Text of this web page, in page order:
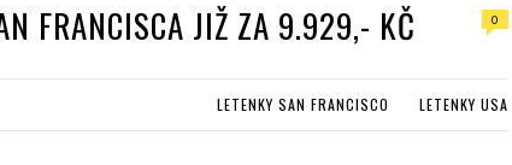
FRANCISCA JIŽ ZA 9.929,- KČ 0
LETENKY SAN FRANCISCO LETENKY USA